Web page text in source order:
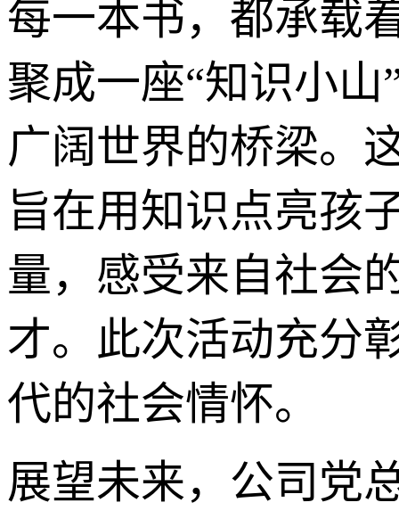
每一本书，都承载
聚成一座“知识小
广阔世界的桥梁。
旨在用知识点亮孩
量，感受来自社会
才。此次活动充分
代的社会情怀。
展望未来，公司党